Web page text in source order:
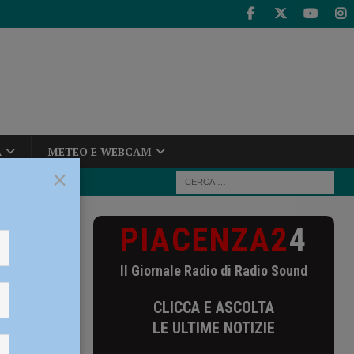
METEO E WEBCAM
e
PIACENZA24
Il Giornale Radio di Radio Sound
CLICCA E ASCOLTA
LE ULTIME NOTIZIE
×